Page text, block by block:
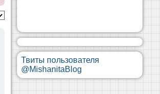
Твиты пользователя
@MishanitaBlog